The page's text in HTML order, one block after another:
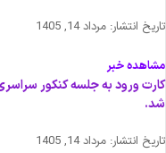
انتشار: مرداد 14, 1405
خبر
انتشار: مرداد 14, 1405